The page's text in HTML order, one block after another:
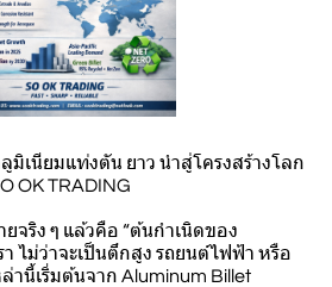
มิเนียมแท่งตัน ยาว นำสู่โครงสร้างโลก
OK TRADING
จริง ๆ แล้วคือ “ต้นกำเนิดของ
ไม่ว่าจะเป็นตึกสูง รถยนต์ไฟฟ้า หรือ
านี้เริ่มต้นจาก Aluminum Billet